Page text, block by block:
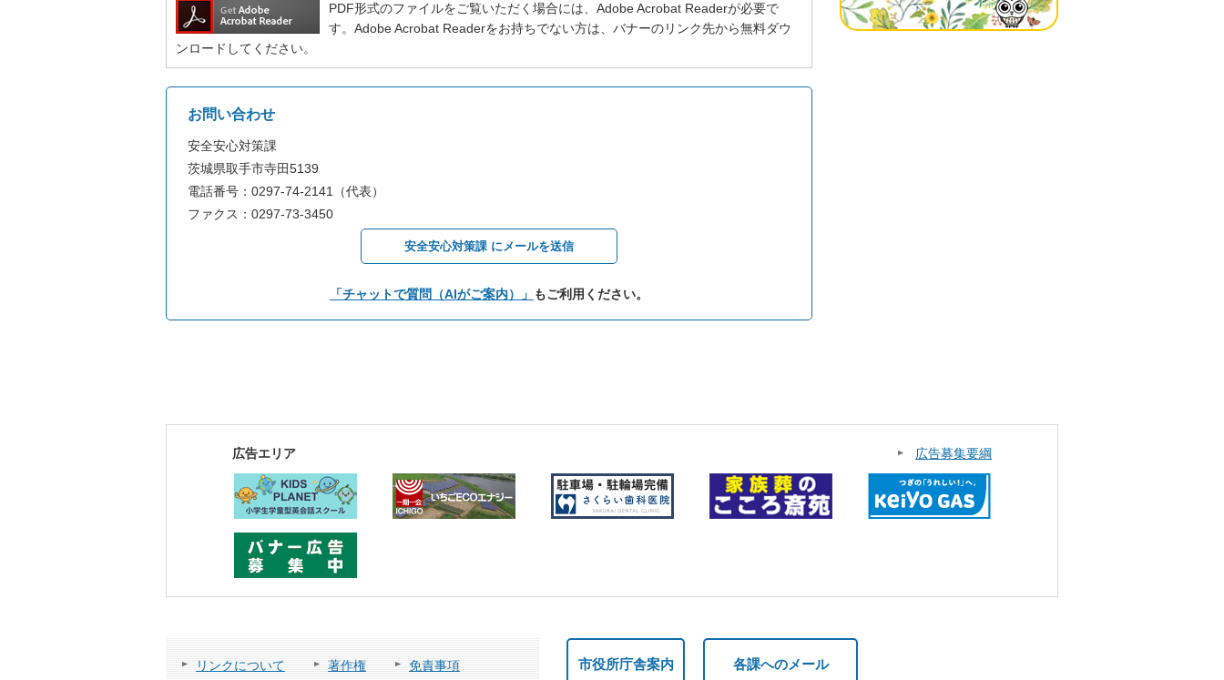
PDF形式のファイルをご覧いただく場合には、Adobe Acrobat Readerが必要で
す。Adobe Acrobat Readerをお持ちでない方は、バナーのリンク先から無料ダウ
ンロードしてください。
お問い合わせ
安全安心対策課
茨城県取手市寺田5139
電話番号：0297-74-2141（代表）
ファクス：0297-73-3450
安全安心対策課 にメールを送信
「チャットで質問（AIがご案内）」 もご利用ください。
広告エリア 広告募集要綱
リンクについて 著作権 免責事項 市役所庁舎案内 各課へのメール